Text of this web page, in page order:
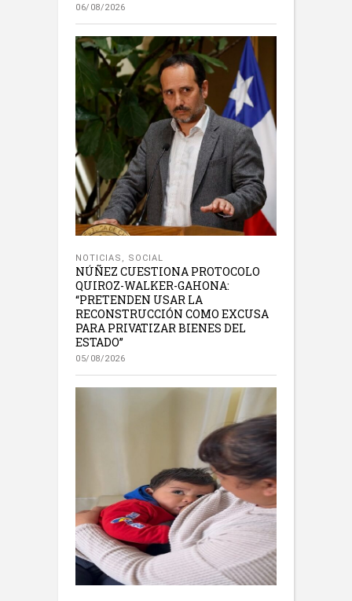
06/08/2026
NOTICIAS , SOCIAL
NÚÑEZ CUESTIONA PROTOCOLO
QUIROZ-WALKER-GAHONA:
“PRETENDEN USAR LA
RECONSTRUCCIÓN COMO EXCUSA
PARA PRIVATIZAR BIENES DEL
ESTADO”
05/08/2026